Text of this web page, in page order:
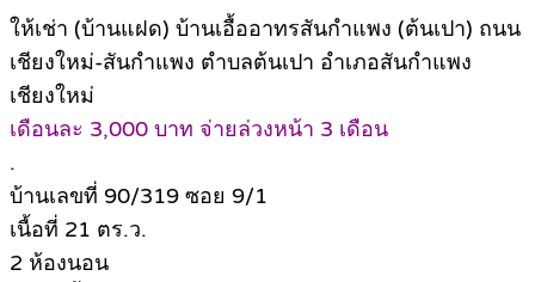
ให้เช่า (บ้านแฝด) บ้านเอื้ออาทรสันกำแพง (ต้นเปา) ถนน
เชียงใหม่-สันกำแพง ตำบลต้นเปา อำเภอสันกำแพง
เชียงใหม่
เดือนละ 3,000 บาท จ่ายล่วงหน้า 3 เดือน
.
บ้านเลขที่ 90/319 ซอย 9/1
เนื้อที่ 21 ตร.ว.
2 ห้องนอน